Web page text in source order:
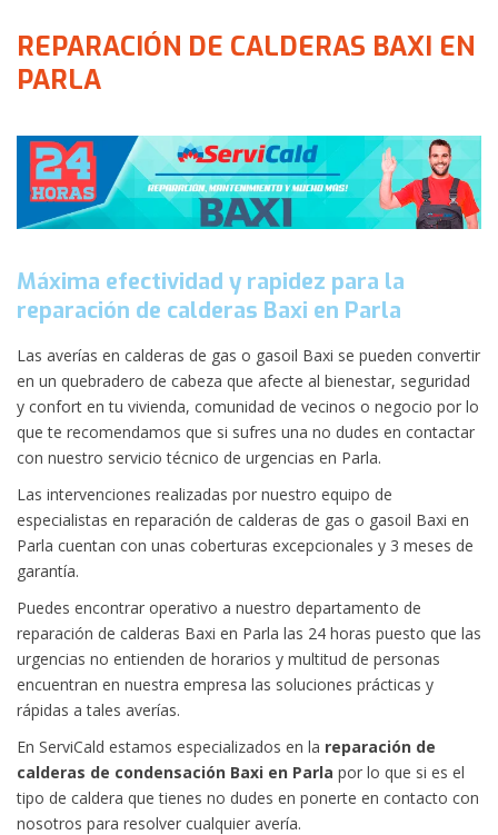
REPARACIÓN DE CALDERAS BAXI EN
PARLA
Máxima efectividad y rapidez para la
reparación de calderas Baxi en Parla
Las averías en calderas de gas o gasoil Baxi se pueden convertir
en un quebradero de cabeza que afecte al bienestar, seguridad
y confort en tu vivienda, comunidad de vecinos o negocio por lo
que te recomendamos que si sufres una no dudes en contactar
con nuestro servicio técnico de urgencias en Parla.
Las intervenciones realizadas por nuestro equipo de
especialistas en reparación de calderas de gas o gasoil Baxi en
Parla cuentan con unas coberturas excepcionales y 3 meses de
garantía.
Puedes encontrar operativo a nuestro departamento de
reparación de calderas Baxi en Parla las 24 horas puesto que las
urgencias no entienden de horarios y multitud de personas
encuentran en nuestra empresa las soluciones prácticas y
rápidas a tales averías.
En ServiCald estamos especializados en la reparación de
calderas de condensación Baxi en Parla por lo que si es el
tipo de caldera que tienes no dudes en ponerte en contacto con
nosotros para resolver cualquier avería.